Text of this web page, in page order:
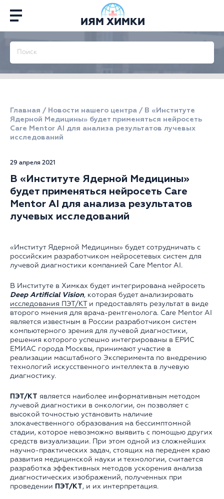
ИЯМ ХИМКИ
Главная / Новости нашего центра / В «Институте
Ядерной Медицины» будет применяться нейросеть
Care Mentor AI для анализа результатов лучевых
исследований
29 апреля 2021
В «Институте Ядерной Медицины»
будет применяться нейросеть Care
Mentor AI для анализа результатов
лучевых исследований
«Институт Ядерной Медицины» будет сотрудничать с
российским разработчиком нейросетевых систем для
лучевой диагностики компанией Care Mentor AI.
В Институте в Химках будет интегрирована нейросеть
Deep Artificial Vision, которая будет анализировать
исследования ПЭТ/КТ
и предоставлять результат в виде
второго мнения для врача-рентгенолога. Care Mentor AI
является известным в России разработчиком систем
компьютерного зрения для лучевой диагностики,
решения которого успешно интегрированы в ЕРИС
ЕМИАС города Москвы, принимают участие в
реализации масштабного Эксперимента по внедрению
технологий искусственного интеллекта в лучевую
диагностику.
ПЭТ/КТ является наиболее информативным методом
лучевой диагностики в онкологии, он позволяет с
высокой точностью установить наличие
злокачественного образования на бессимптомной
стадии, которое невозможно выявить с помощью других
средств визуализации. При этом одной из сложнейших
научно-практических задач, стоящих на переднем краю
развития медицинской науки и технологии, считается
разработка эффективных методов ускорения анализа
диагностических изображений, полученных при
проведении ПЭТ/КТ, и их интерпретация.